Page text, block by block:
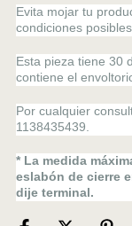
Evita mojar tu
condiciones posibles.
Esta pieza tiene 30
contiene el
Por cualquier
1138435439.
* La medida
eslabón de cierre
dije terminal.